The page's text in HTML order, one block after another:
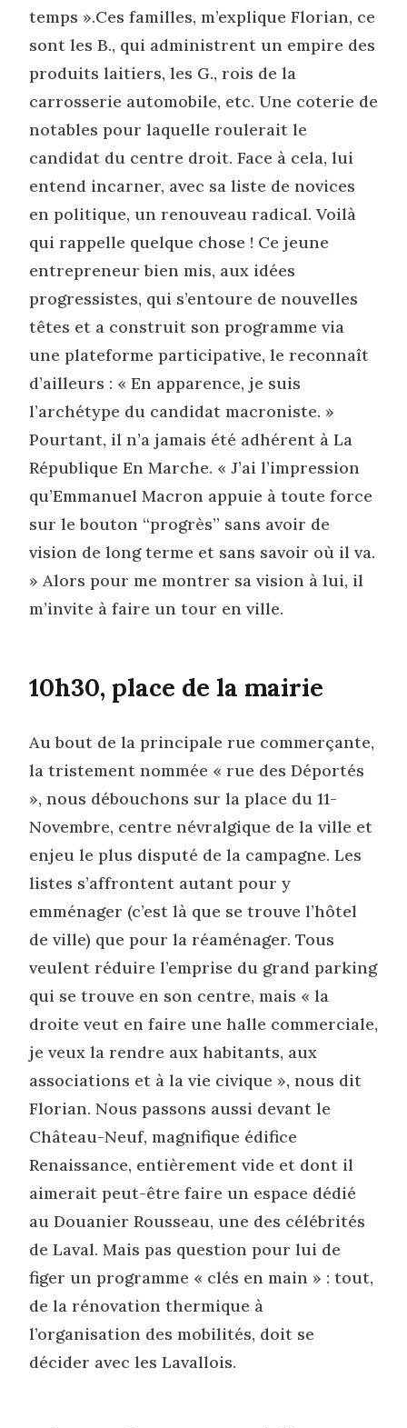
temps ».Ces familles, m’explique Florian, ce
sont les B., qui administrent un empire des
produits laitiers, les G., rois de la
carrosserie automobile, etc. Une coterie de
notables pour laquelle roulerait le
candidat du centre droit. Face à cela, lui
entend incarner, avec sa liste de novices
en politique, un renouveau radical. Voilà
qui rappelle quelque chose ! Ce jeune
entrepreneur bien mis, aux idées
progressistes, qui s’entoure de nouvelles
têtes et a construit son programme via
une plateforme participative, le reconnaît
d’ailleurs : « En apparence, je suis
l’archétype du candidat macroniste. »
Pourtant, il n’a jamais été adhérent à La
République En Marche. « J’ai l’impression
qu’Emmanuel Macron appuie à toute force
sur le bouton “progrès” sans avoir de
vision de long terme et sans savoir où il va.
» Alors pour me montrer sa vision à lui, il
m’invite à faire un tour en ville.
10h30, place de la mairie
Au bout de la principale rue commerçante,
la tristement nommée « rue des Déportés
», nous débouchons sur la place du 11-
Novembre, centre névralgique de la ville et
enjeu le plus disputé de la campagne. Les
listes s’affrontent autant pour y
emménager (c’est là que se trouve l’hôtel
de ville) que pour la réaménager. Tous
veulent réduire l’emprise du grand parking
qui se trouve en son centre, mais « la
droite veut en faire une halle commerciale,
je veux la rendre aux habitants, aux
associations et à la vie civique », nous dit
Florian. Nous passons aussi devant le
Château-Neuf, magnifique édifice
Renaissance, entièrement vide et dont il
aimerait peut-être faire un espace dédié
au Douanier Rousseau, une des célébrités
de Laval. Mais pas question pour lui de
figer un programme « clés en main » : tout,
de la rénovation thermique à
l’organisation des mobilités, doit se
décider avec les Lavallois.